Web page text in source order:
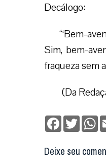
Decálogo:
“‘Bem-
Sim, bem-
fraqueza sem
(Da
Facebook
Twitter
Deixe seu